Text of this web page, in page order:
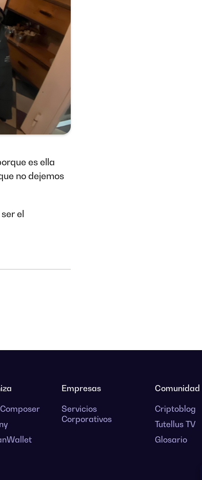
es ella
no dejemos
el
Empresas
Servicios
Corporativos
Comunidad
Criptoblog
Tutellus TV
Glosario